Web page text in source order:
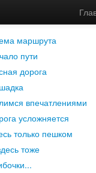
/
маршрута
пути
дорога
впечатлениями
усложняется
только пешком
тоже